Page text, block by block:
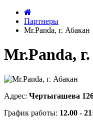
Партнеры
Mr.Panda, г. Абакан
Mr.Panda,
Адрес: Чертыгашева
График работы: 12.00 -